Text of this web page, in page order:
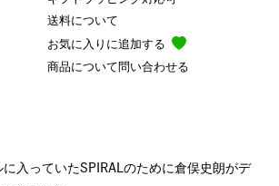
送料について
お気に入りに追加する
商品について問い合わせる
入っていたSPIRALのために倉俣史朗がデ